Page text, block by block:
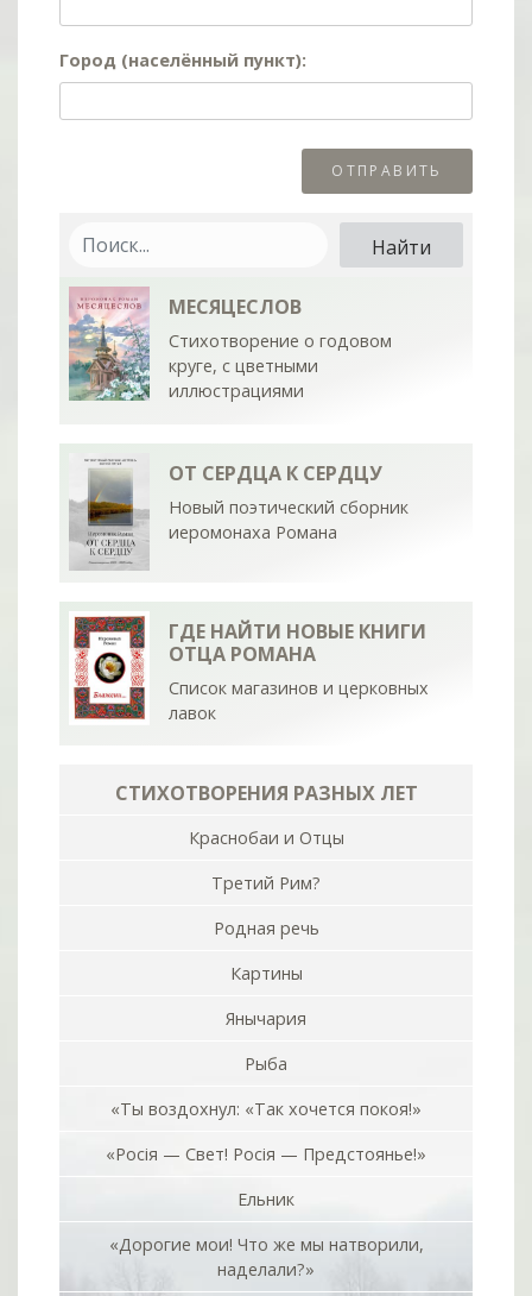
Город (населённый пункт):
МЕСЯЦЕСЛОВ
Стихотворение о годовом
круге, с цветными
иллюстрациями
ОТ СЕРДЦА К СЕРДЦУ
Новый поэтический сборник
иеромонаха Романа
ГДЕ НАЙТИ НОВЫЕ КНИГИ
ОТЦА РОМАНА
Список магазинов и церковных
лавок
СТИХОТВОРЕНИЯ РАЗНЫХ ЛЕТ
Краснобаи и Отцы
Третий Рим?
Родная речь
Картины
Янычария
Рыба
«Ты воздохнул: «Так хочется покоя!»
«Росiя — Свет! Росiя — Предстоянье!»
Ельник
«Дорогие мои! Что же мы натворили,
наделали?»